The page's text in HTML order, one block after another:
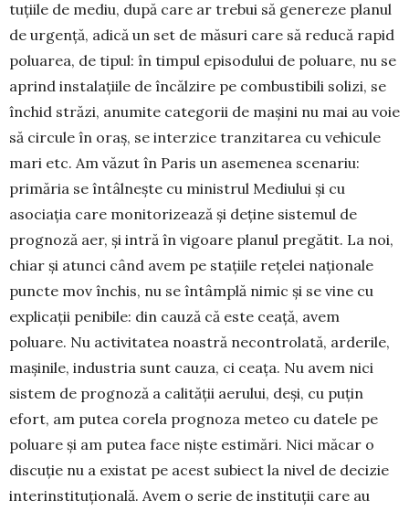
tuțiile de mediu, după care ar trebui să genereze planul
de urgență, adică un set de măsuri care să reducă rapid
poluarea, de tipul: în timpul episo­du­lui de poluare, nu se
aprind instalațiile de încălzire pe combustibili solizi, se
închid străzi, anumite ca­tegorii de mașini nu mai au voie
să circule în oraș, se interzice tranzitarea cu vehicule
mari etc. Am văzut în Paris un asemenea scenariu:
primăria se întâlnește cu ministrul Mediului și cu
asociația care monitorizează și deține sistemul de
prognoză aer, și in­tră în vigoare pla­nul pregătit. La noi,
chiar și atunci când avem pe stațiile rețelei naționale
punc­te mov în­chis, nu se întâmplă nimic și se vine cu
expli­ca­ții peni­bile: din cauză că este ceață, avem
poluare. Nu activi­ta­tea noastră necon­tro­lată, arderile,
mași­ni­le, industria sunt ca­u­za, ci ceața. Nu avem nici
sistem de prognoză a calității aerului, deși, cu puțin
efort, am putea corela prognoza meteo cu datele pe
poluare și am putea face niște estimări. Nici măcar o
discuție nu a existat pe acest subiect la nivel de decizie
interinstituțională. Avem o serie de instituții care au